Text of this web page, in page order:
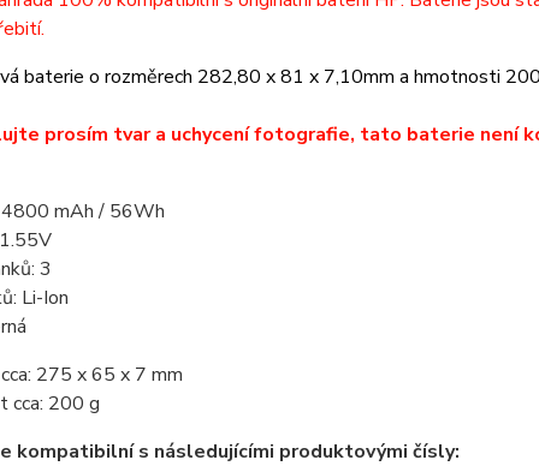
baterie o rozměrech 282,80 x 81 x 7,10mm a hmotnosti
prosím tvar a uchycení fotografie, tato baterie není
4800 mAh / 56Wh
3
Li-Ion
275 x 65 x 7 mm
cca: 200 g
kompatibilní s následujícími produktovými čísly: